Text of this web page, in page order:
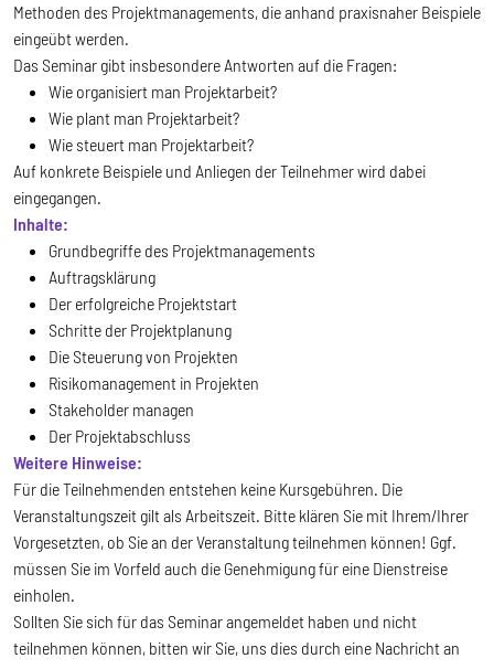
Methoden des Projektmanagements, die anhand praxisnaher Beispiele
eingeübt werden.
Das Seminar gibt insbesondere Antworten auf die Fragen:
Wie organisiert man Projektarbeit?
Wie plant man Projektarbeit?
Wie steuert man Projektarbeit?
Auf konkrete Beispiele und Anliegen der Teilnehmerwird dabei
eingegangen.
Inhalte:
Grundbegriffe des Projektmanagements
Auftragsklärung
Der erfolgreiche Projektstart
Schritte der Projektplanung
Die Steuerung von Projekten
Risikomanagement in Projekten
Stakeholder managen
Der Projektabschluss
Weitere Hinweise:
Für die Teilnehmenden entstehen keine Kursgebühren. Die
Veranstaltungszeit gilt als Arbeitszeit. Bitte klären Sie mit Ihrem/Ihrer
Vorgesetzten, ob Sie an der Veranstaltung teilnehmen können! Ggf.
müssen Sie im Vorfeld auch die Genehmigung für eine Dienstreise
einholen.
Sollten Sie sich für das Seminar angemeldet haben und nicht
teilnehmen können, bitten wir Sie, uns dies durch eine Nachricht an